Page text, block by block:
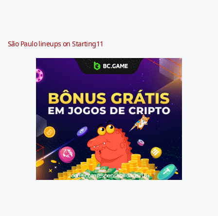
São Paulo lineups on Starting11
Jogue com responsabilidade. 18+